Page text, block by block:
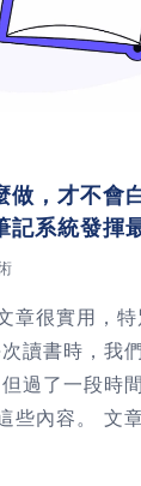
做，才不會
系統發揮
章很實用，
得為什麼要